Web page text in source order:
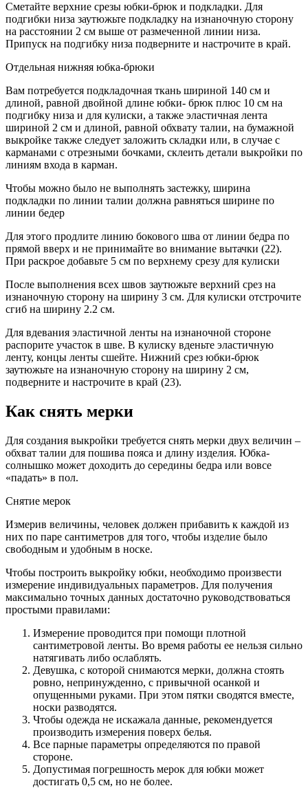
Сметайте верхние срезы юбки-брюк и подкладки. Для
подгибки низа заутюжьте подкладку на изнаночную сторону
на расстоянии 2 см выше от размеченной линии низа.
Припуск на подгибку низа подверните и настрочите в край.
Отдельная нижняя юбка-брюки
Вам потребуется подкладочная ткань шириной 140 см и
длиной, равной двойной длине юбки- брюк плюс 10 см на
подгибку низа и для кулиски, а также эластичная лента
шириной 2 см и длиной, равной обхвату талии, на бумажной
выкройке также следует заложить складки или, в случае с
карманами с отрезными бочками, склеить детали выкройки по
линиям входа в карман.
Чтобы можно было не выполнять застежку, ширина
подкладки по линии талии должна равняться ширине по
линии бедер
Для этого продлите линию бокового шва от линии бедра по
прямой вверх и не принимайте во внимание вытачки (22).
При раскрое добавьте 5 см по верхнему срезу для кулиски
После выполнения всех швов заутюжьте верхний срез на
изнаночную сторону на ширину 3 см. Для кулиски отстрочите
сгиб на ширину 2.2 см.
Для вдевания эластичной ленты на изнаночной стороне
распорите участок в шве. В кулиску вденьте эластичную
ленту, концы ленты сшейте. Нижний срез юбки-брюк
заутюжьте на изнаночную сторону на ширину 2 см,
подверните и настрочите в край (23).
Как снять мерки
Для создания выкройки требуется снять мерки двух величин –
обхват талии для пошива пояса и длину изделия. Юбка-
солнышко может доходить до середины бедра или вовсе
«падать» в пол.
Снятие мерок
Измерив величины, человек должен прибавить к каждой из
них по паре сантиметров для того, чтобы изделие было
свободным и удобным в носке.
Чтобы построить выкройку юбки, необходимо произвести
измерение индивидуальных параметров. Для получения
максимально точных данных достаточно руководствоваться
простыми правилами:
Измерение проводится при помощи плотной
сантиметровой ленты. Во время работы ее нельзя сильно
натягивать либо ослаблять.
Девушка, с которой снимаются мерки, должна стоять
ровно, непринужденно, с привычной осанкой и
опущенными руками. При этом пятки сводятся вместе,
носки разводятся.
Чтобы одежда не искажала данные, рекомендуется
производить измерения поверх белья.
Все парные параметры определяются по правой
стороне.
Допустимая погрешность мерок для юбки может
достигать 0,5 см, но не более.